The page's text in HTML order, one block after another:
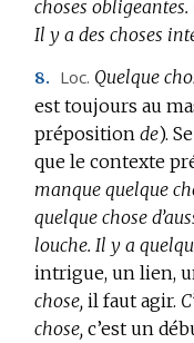
choses obligeantes.
Il y a des choses
8. Loc. Quelque
est toujours au
préposition de).
que le contexte
manque quelque
quelque chose
louche. Il y a
intrigue, un lien,
chose, il faut agir.
chose, c’est un